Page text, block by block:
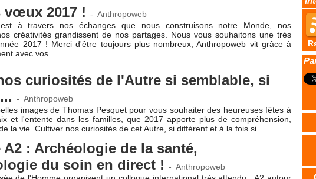
vœux 2017 ! - Anthropoweb
à travers nos échanges que nous construisons notre Monde, nos
créativités grandissent de nos partages. Nous vous souhaitons une très
2017 ! Merci d'être toujours plus nombreux, Anthropoweb vit grâce à
avec vos...
curiosités de l'Autre si semblable, si
- Anthropoweb
images de Thomas Pesquet pour vous souhaiter des heureuses fêtes à
et l'entente dans les familles, que 2017 apporte plus de compréhension,
la vie. Cultiver nos curiosités de cet Autre, si différent et à la fois si...
: Archéologie de la santé,
du soin en direct ! - Anthropoweb